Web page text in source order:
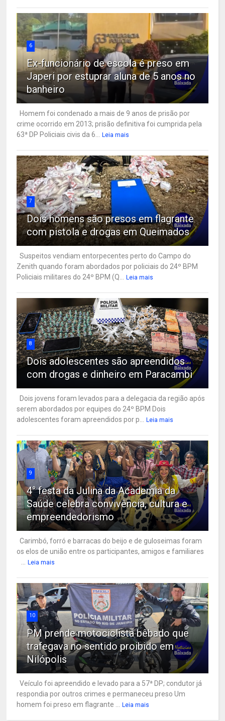
6
Ex-funcionário de escola é preso em
Japeri por estuprar aluna de 5 anos no
banheiro
Homem foi condenado a mais de 9 anos de prisão por
crime ocorrido em 2013; prisão definitiva foi cumprida pela
63ª DP Policiais civis da 6...
Leia mais
7
Dois homens são presos em flagrante
com pistola e drogas em Queimados
Suspeitos vendiam entorpecentes perto do Campo do
Zenith quando foram abordados por policiais do 24º BPM
Policiais militares do 24º BPM (Q...
Leia mais
8
Dois adolescentes são apreendidos
com drogas e dinheiro em Paracambi
Dois jovens foram levados para a delegacia da região após
serem abordados por equipes do 24º BPM Dois
adolescentes foram apreendidos por p...
Leia mais
9
4° festa da Julina da Academia da
Saúde celebra convivência, cultura e
empreendedorismo
Carimbó, forró e barracas do beijo e de guloseimas foram
os elos de união entre os participantes, amigos e familiares
Leia mais
10
PM prende motociclista bêbado que
trafegava no sentido proibido em
Nilópolis
Veículo foi apreendido e levado para a 57ª DP; condutor já
respondia por outros crimes e permaneceu preso Um
homem foi preso em flagrante ...
Leia mais